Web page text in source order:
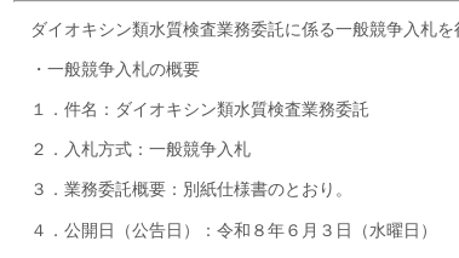
ダイオキシン類水質検査業務委託に係る一般競争入札を
・一般競争入札の概要
１．件名：ダイオキシン類水質検査業務委託
２．入札方式：一般競争入札
３．業務委託概要：別紙仕様書のとおり。
４．公開日（公告日）：令和８年６月３日（水曜日）